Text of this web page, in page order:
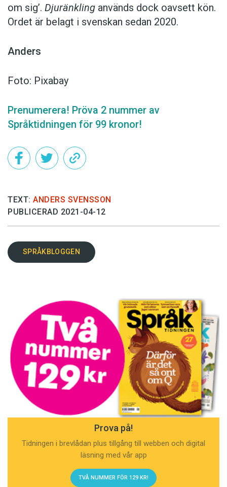
om sig’. Djuränkling används dock oavsett kön.
Ordet är belagt i svenskan sedan 2020.
Anders
Foto: Pixabay
Prenumerera! Pröva 2 nummer av
Språktidningen för 99 kronor!
TEXT: ANDERS SVENSSON
PUBLICERAD 2021-04-12
SPRÅKBLOGGEN
Prova på!
Tidningen i brevlådan plus tillgång till webben och digital
läsning med vår app
TVÅ NUMMER FÖR 129 KR!